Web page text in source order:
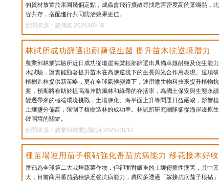
的資材放置於果園幾個定點，成蟲會飛行擴散尋找危害密度高的葉蟎熱，
容共存，搭配進行共同防治效果更佳。
新聞來源：農傳媒 2025/08/18
林試所成功篩選出耐鹽促生菌 提升苗木抗逆境潛力
農業部林業試驗所近日成功從瓊崖海棠根部篩選出具備卓越耐鹽及促生能
木試驗，證實能顯著提升苗木在高鹽逆境下的生長與光合作用表現。這項
植樹造林提供新策略，更在全球氣候變遷下，運用微生物科技來提升植物
案，預期將有助於提高海岸防風林和綠帶的存活率，為國土保安與生態永
變遷帶來的極端環境挑戰，土壤鹽化、海平面上升等問題日益嚴峻，影響
土壤鹽分偏高，限制了植樹造林的成功率。林試所研究團隊卻從海岸邊原
破困境的關鍵。
新聞來源：農業部林業試驗所 2025/08/12
種苗場運用茄子根砧強化番茄抗病能力 移花接木好
番茄為全球第二大栽培蔬菜作物，但卻面對嚴重的土壤傳播性病害，其中
大，目前商用番茄品種缺乏強抗病能力，農民多透過「嫁接抗病茄子根砧